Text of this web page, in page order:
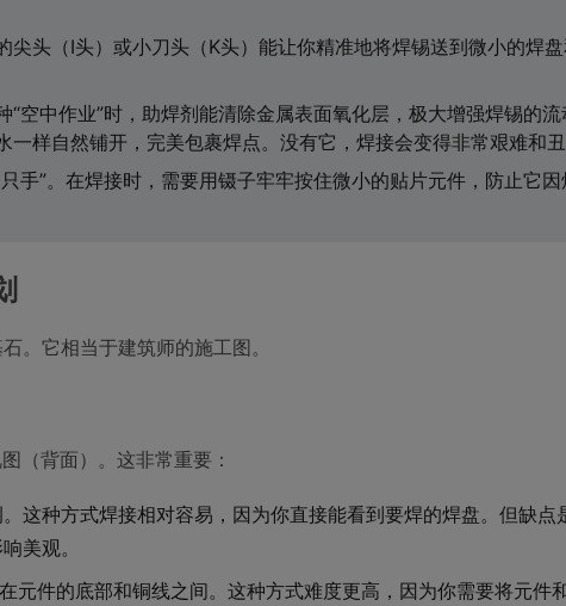
尖头（I头）或小刀头（K头）能让你精准地将焊锡送到微小的焊
“空中作业”时，助焊剂能清除金属表面氧化层，极大增强焊锡的
样自然铺开，完美包裹焊点。没有它，焊接会变得非常艰难和
手”。在焊接时，需要用镊子牢牢按住微小的贴片元件，防止它
。它相当于建筑师的施工图。
（背面）。这非常重要：
这种方式焊接相对容易，因为你直接能看到要焊的焊盘。但缺点
美观。
元件的底部和铜线之间。这种方式难度更高，因为你需要将元件